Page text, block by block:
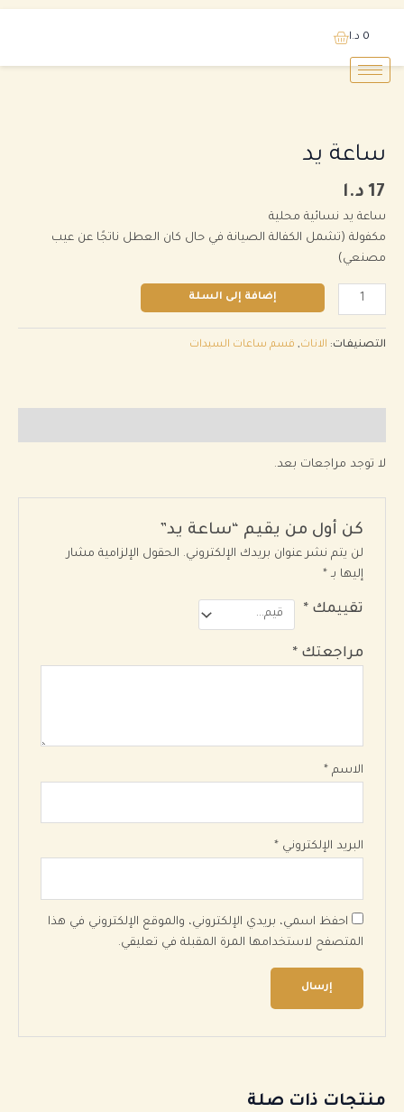
المحتوى
0 د.ا
ساعة يد
17 د.ا
ساعة يد نسائية محلية
مكفولة (تشمل الكفالة الصيانة في حال كان العطل ناتجًا عن عيب
مصنعي)
إضافة إلى السلة
التصنيفات: الاناث, قسم ساعات السيدات
لا توجد مراجعات بعد.
كن أول من يقيم “ساعة يد”
لن يتم نشر عنوان بريدك الإلكتروني. الحقول الإلزامية مشار
إليها بـ *
تقييمك*
مراجعتك*
الاسم*
البريد الإلكتروني *
احفظ اسمي، بريدي الإلكتروني، والموقع الإلكتروني في هذا
المتصفح لاستخدامها المرة المقبلة في تعليقي.
منتجات ذات صلة